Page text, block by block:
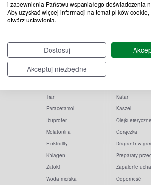
i zapewnienia Państwu wspaniałego doświadczenia
Aby uzyskać więcej informacji na temat plików cookie,
otwórz ustawienia.
Dostosuj
Akceptuj niezbędne
Popularne zapytania
Witamina D
Witamina C
Tran
Paracetamol
Ibuprofen
Melatonina
Elektrolity
Kolagen
Zatoki
Woda morska
Katar
Kaszel
Olejki eteryczne
Gorączka
Drapanie w
Preparaty
Zapalenie ucha
Odporność